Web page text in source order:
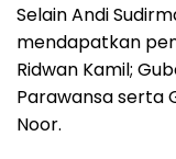
Selain Andi
mendapatkan
Ridwan Kamil;
Parawansa serta
Noor.